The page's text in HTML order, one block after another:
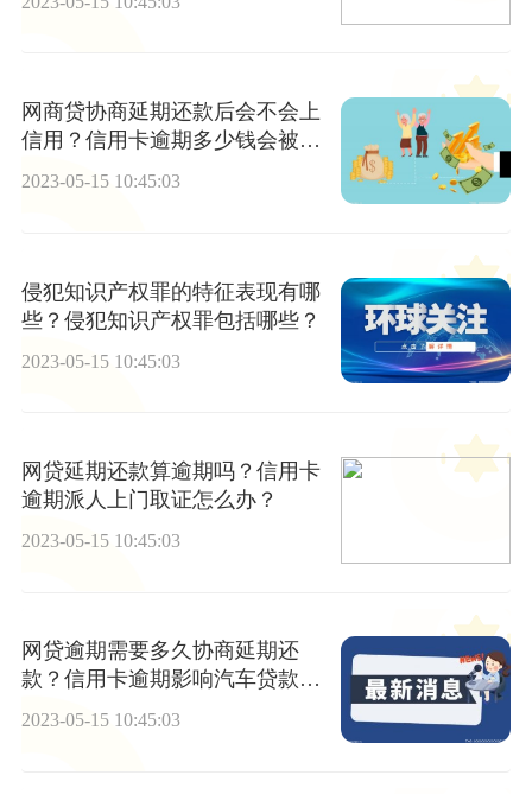
网商贷协商延期还款后会不会上
信用？信用卡逾期多少钱会被起
诉？
2023-05-15 10:45:03
侵犯知识产权罪的特征表现有哪
些？侵犯知识产权罪包括哪些？
2023-05-15 10:45:03
网贷延期还款算逾期吗？信用卡
逾期派人上门取证怎么办？
2023-05-15 10:45:03
网贷逾期需要多久协商延期还
款？信用卡逾期影响汽车贷款
吗？ 天天观热点
2023-05-15 10:45:03